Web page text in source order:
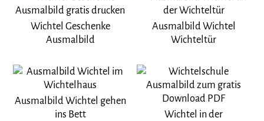
Wichtel Geschenke
Ausmalbild
Ausmalbild Wichtel
Wichteltür
Ausmalbild Wichtel gehen
ins Bett
Wichtel in der